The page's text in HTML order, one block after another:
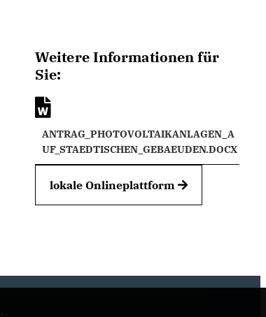
Weitere Informationen für
Sie:
ANTRAG_PHOTOVOLTAIKANLAGEN_A
UF_STAEDTISCHEN_GEBAEUDEN.DOCX
lokale Onlineplattform